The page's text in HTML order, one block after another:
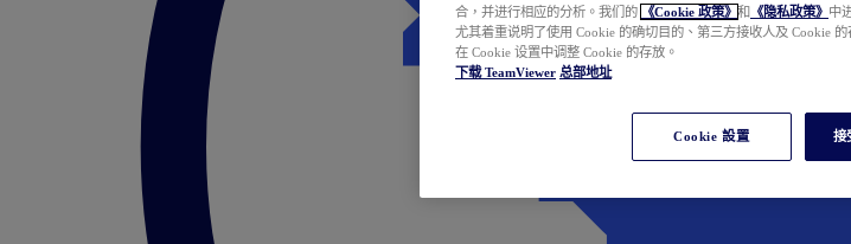
合，并进行相应的分析。我们的
《Cookie 政策》 和 《隐私政策》 中
尤其着重说明了使用 Cookie 的确切目的、第三方接收人及 Cookie
在 Cookie 设置中调整 Cookie 的存放。
下载 TeamViewer 总部地址
Cookie 設置 接